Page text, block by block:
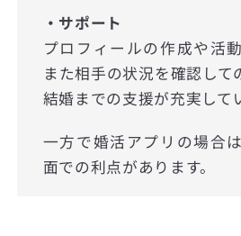
・サポート
プロフィールの作成や活
また相手の状況を確認して
結婚までの支援が充実して
一方で婚活アプリの場合
面での利点があります。